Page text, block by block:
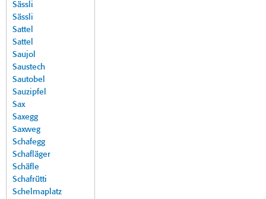
Sässli
Sässli
Sattel
Sattel
Saujol
Saustech
Sautobel
Sauzipfel
Sax
Saxegg
Saxweg
Schafegg
Schafläger
Schäfle
Schafrütti
Schelmaplatz